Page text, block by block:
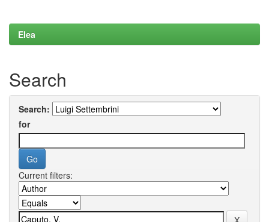
Elea
Search
Search:
for
Current filters: